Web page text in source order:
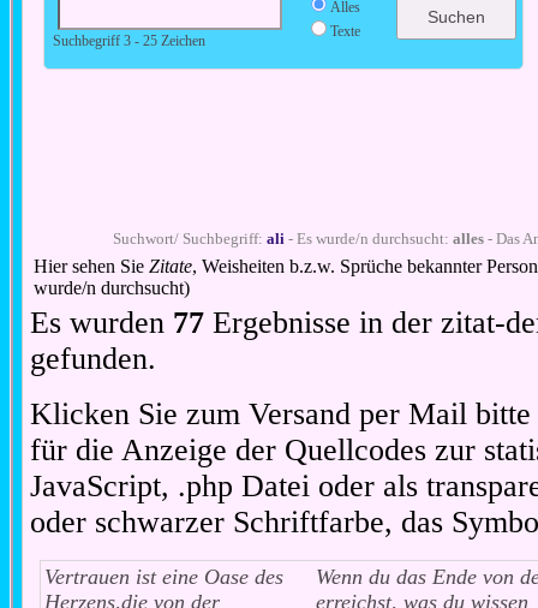
Suchbegriff 3 - 25 Zeichen
Alles
Texte
Suchwort/ Suchbegriff: ali- Es wurde/n durchsucht: alles- Das
Hier sehen SieZitate, Weisheiten b.z.w. Sprüche bekannter
wurde/n durchsucht)
Es wurden 77 Ergebnisse in der zitat-
gefunden.
Klicken Sie zum Versand per Mail
für die Anzeige der Quellcodes zur
JavaScript, .php Datei oder als
oder schwarzer Schriftfarbe, das
Vertrauen ist eine Oase des
Herzens,die von der
Wenn du das Ende von
erreichst, was du wissen